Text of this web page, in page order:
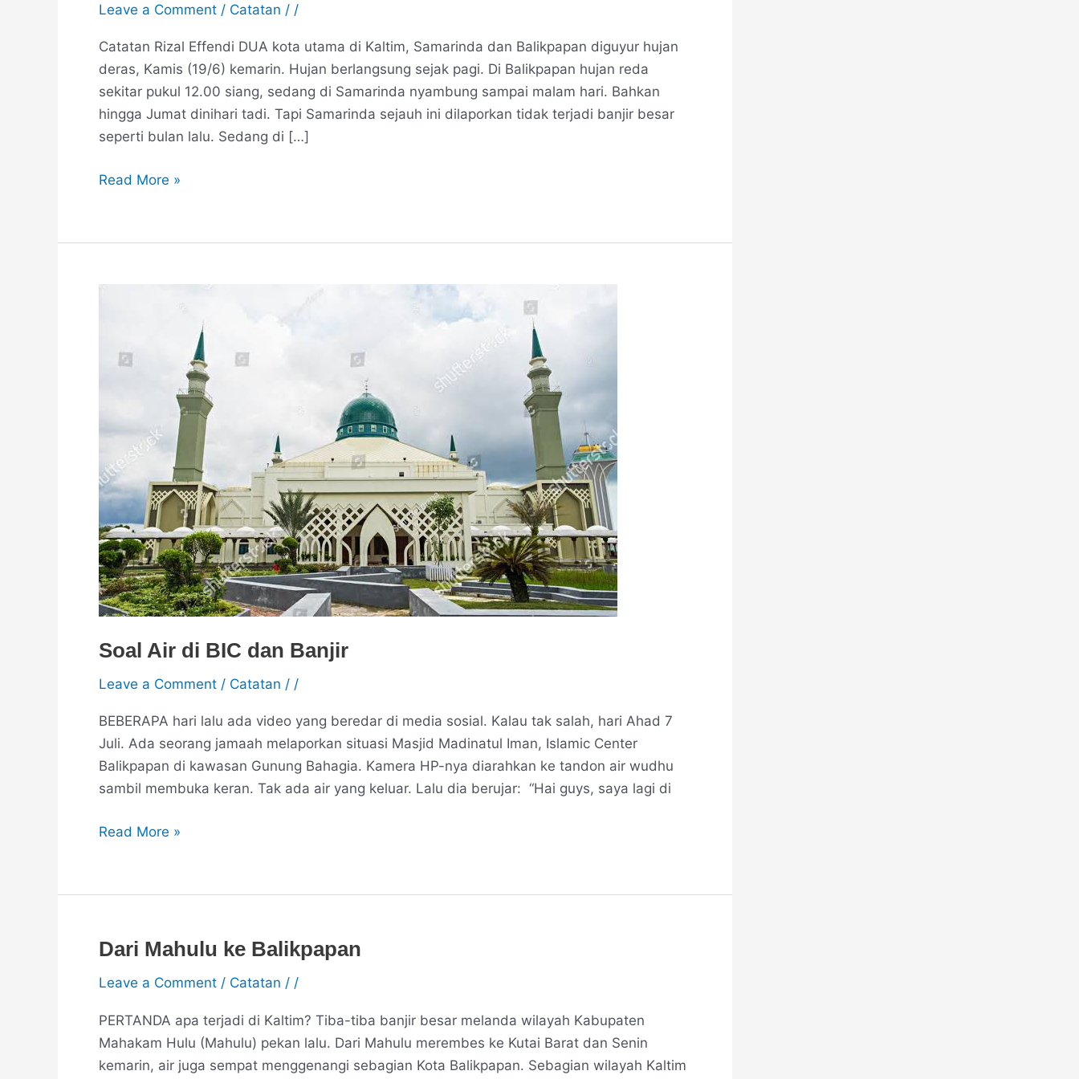
Leave a Comment / Catatan / /
Catatan Rizal Effendi DUA kota utama di Kaltim, Samarinda dan Balikpapan diguyur hujan
deras, Kamis (19/6) kemarin. Hujan berlangsung sejak pagi. Di Balikpapan hujan reda
sekitar pukul 12.00 siang, sedang di Samarinda nyambung sampai malam hari. Bahkan
hingga Jumat dinihari tadi. Tapi Samarinda sejauh ini dilaporkan tidak terjadi banjir besar
seperti bulan lalu. Sedang di […]
Read More »
Soal Air di BIC dan Banjir
Leave a Comment / Catatan / /
BEBERAPA hari lalu ada video yang beredar di media sosial. Kalau tak salah, hari Ahad 7
Juli. Ada seorang jamaah melaporkan situasi Masjid Madinatul Iman, Islamic Center
Balikpapan di kawasan Gunung Bahagia. Kamera HP-nya diarahkan ke tandon air wudhu
sambil membuka keran. Tak ada air yang keluar. Lalu dia berujar: “Hai guys, saya lagi di
BIC
Read More »
Dari Mahulu ke Balikpapan
Leave a Comment / Catatan / /
PERTANDA apa terjadi di Kaltim? Tiba-tiba banjir besar melanda wilayah Kabupaten
Mahakam Hulu (Mahulu) pekan lalu. Dari Mahulu merembes ke Kutai Barat dan Senin
kemarin, air juga sempat menggenangi sebagian Kota Balikpapan. Sebagian wilayah Kaltim
Dari
ke
Balikpapan